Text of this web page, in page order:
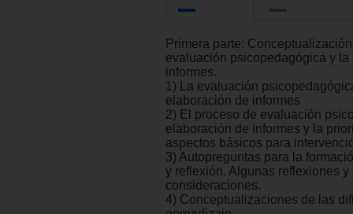
Primera parte:
evaluación psicopedagógica y
informes.
1) La evaluación
elaboración de informes
2) El proceso de evaluación
elaboración de informes y la
aspectos básicos para
3) Autopreguntas para la
y reflexión. Algunas reflexiones y
consideraciones.
4) Conceptualizaciones de las